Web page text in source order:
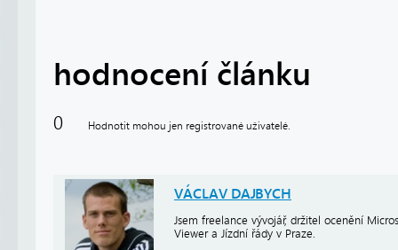
hodnocení článku
0 Hodnotit mohou jen registrované uživatelé.
VÁCLAV DAJBYCH
Jsem freelance vývojář, držitel ocenění
Viewer a Jízdní řády v Praze.